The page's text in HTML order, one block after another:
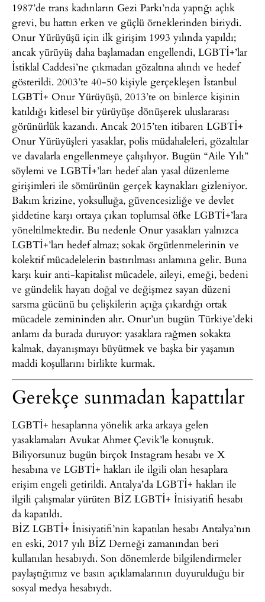
1987’de trans kadınların Gezi Parkı’nda yaptığı açlık
grevi, bu hattın erken ve güçlü örneklerinden biriydi.
Onur Yürüyüşü için ilk girişim 1993 yılında yapıldı;
ancak yürüyüş daha başlamadan engellendi, LGBTİ+’lar
İstiklal Caddesi’ne çıkmadan gözaltına alındı ve hedef
gösterildi. 2003’te 40-50 kişiyle gerçekleşen İstanbul
LGBTİ+ Onur Yürüyüşü, 2013’te on binlerce kişinin
katıldığı kitlesel bir yürüyüşe dönüşerek uluslararası
görünürlük kazandı. Ancak 2015’ten itibaren LGBTİ+
Onur Yürüyüşleri yasaklar, polis müdahaleleri, gözaltılar
ve davalarla engellenmeye çalışılıyor. Bugün “Aile Yılı”
söylemi ve LGBTİ+’ları hedef alan yasal düzenleme
girişimleri ile sömürünün gerçek kaynakları gizleniyor.
Bakım krizine, yoksulluğa, güvencesizliğe ve devlet
şiddetine karşı ortaya çıkan toplumsal öfke LGBTİ+’lara
yöneltilmektedir. Bu nedenle Onur yasakları yalnızca
LGBTİ+’ları hedef almaz; sokak örgütlenmelerinin ve
kolektif mücadelelerin bastırılması anlamına gelir. Buna
karşı kuir anti-kapitalist mücadele, aileyi, emeği, bedeni
ve gündelik hayatı doğal ve değişmez sayan düzeni
sarsma gücünü bu çelişkilerin açığa çıkardığı ortak
mücadele zemininden alır. Onur’un bugün Türkiye’deki
anlamı da burada duruyor: yasaklara rağmen sokakta
kalmak, dayanışmayı büyütmek ve başka bir yaşamın
maddi koşullarını birlikte kurmak.
Gerekçe sunmadan kapattılar
LGBTİ+ hesaplarına yönelik arka arkaya gelen
yasaklamaları Avukat Ahmet Çevik’le konuştuk.
Biliyorsunuz bugün birçok Instagram hesabı ve X
hesabına ve LGBTİ+ hakları ile ilgili olan hesaplara
erişim engeli getirildi. Antalya’da LGBTİ+ hakları ile
ilgili çalışmalar yürüten BİZ LGBTİ+ İnisiyatifi hesabı
da kapatıldı.
BİZ LGBTİ+ İnisiyatifi’nin kapatılan hesabı Antalya’nın
en eski, 2017 yılı BİZ Derneği zamanından beri
kullanılan hesabıydı. Son dönemlerde bilgilendirmeler
paylaştığımız ve basın açıklamalarının duyurulduğu bir
sosyal medya hesabıydı.